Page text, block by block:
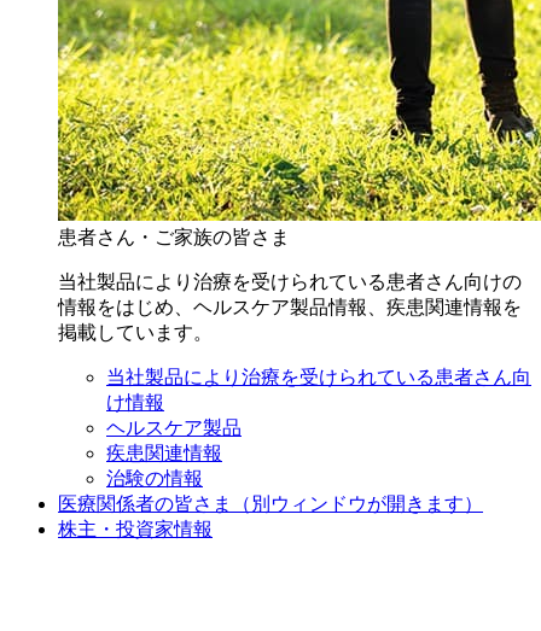
患者さん・ご家族の皆さま
当社製品により治療を受けられている患者さん向けの
情報をはじめ、ヘルスケア製品情報、疾患関連情報を
掲載しています。
当社製品により治療を受けられている患者さん向
け情報
ヘルスケア製品
疾患関連情報
治験の情報
医療関係者の皆さま
（別ウィンドウが開きます）
株主・投資家情報